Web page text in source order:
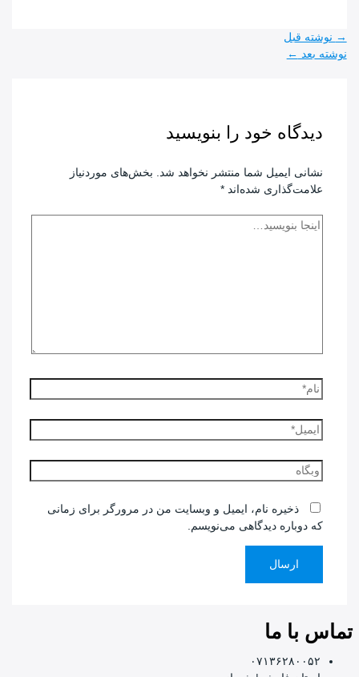
راهبری
نوشته
→ نوشته قبل
نوشته بعد ←
دیدگاه‌ خود را بنویسید
نشانی ایمیل شما منتشر نخواهد شد. بخش‌های موردنیاز
علامت‌گذاری شده‌اند *
اینجا
نام*
ایمیل*
وبگاه
ذخیره نام، ایمیل و وبسایت من در مرورگر برای زمانی
که دوباره دیدگاهی می‌نویسم.
تماس با ما
۰۷۱۳۶۲۸۰۰۵۲